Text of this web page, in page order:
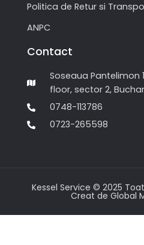
Politica de Retur si
ANPC
Contact
Soseaua Pantelimon
floor, sector 2,
0748-113786
0723-265598
Kessel Service © 2025
Creat de Global